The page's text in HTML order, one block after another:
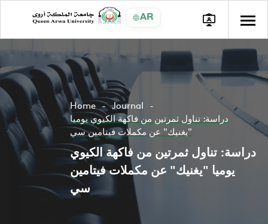
AR
Home
Journal
دراسة: تناول ثمرتين من فاكهة الكيوي يوميا
"يغنيك" عن مكملات فيتامين سي
دراسة: تناول ثمرتين من فاكهة الكيوي
يوميا "يغنيك" عن مكملات فيتامين
سي